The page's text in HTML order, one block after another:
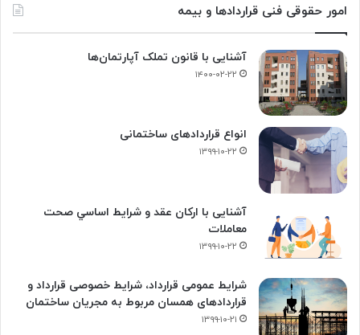
امور حقوقی فنی قراردادها و بیمه
آشنایی با قانون تملک آپارتمان‌ها
۱۴۰۰-۰۲-۲۲
انواع قراردادهای ساختمانی
۱۳۹۹-۱۰-۲۲
آشنایی با ارکان عقد و شرايط اساسي صحت
معاملات
۱۳۹۹-۱۰-۲۲
شرایط عمومی قرارداد، شرایط خصوصی قرارداد و
قراردادهای همسان مربوط به مجریان ساختمان
۱۳۹۹-۱۰-۲۱